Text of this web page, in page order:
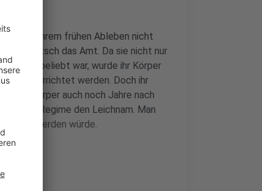
nach ihrem frühen Ableben nicht
Militärputsch das Amt. Da sie nicht nur
beliebt war, wurde ihr Körper
für sie errichtet werden. Doch ihr
ihr Körper auch noch Jahre nach
neue Regime den Leichnam. Man
werden würde.